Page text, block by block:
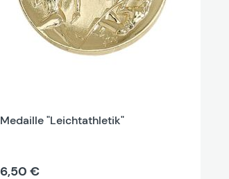
Medaille "Leichtathletik"
6,50 €